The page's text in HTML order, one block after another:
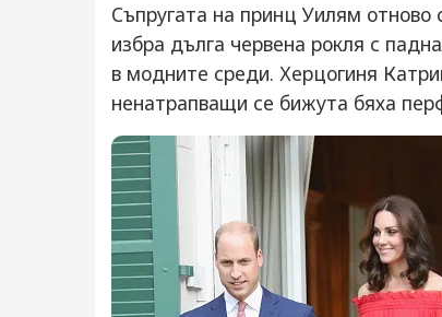
Съпругата на принц Уилям
избра дълга червена рокля с
в модните среди. Херцогиня
ненатрапващи се бижута бяха